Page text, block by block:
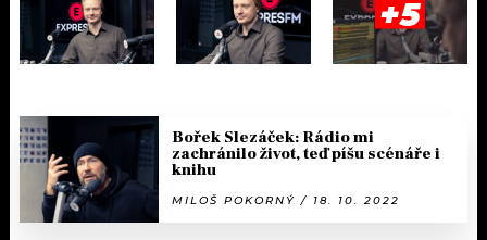
+5
Bořek Slezáček: Rádio mi
zachránilo život, teď píšu scénáře i
knihu
MILOŠ POKORNÝ / 18. 10. 2022